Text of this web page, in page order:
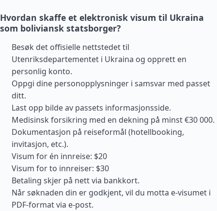
Hvordan skaffe et elektronisk visum til Ukraina
som boliviansk statsborger?
Besøk det offisielle nettstedet til
Utenriksdepartementet i Ukraina og opprett en
personlig konto.
Oppgi dine personopplysninger i samsvar med passet
ditt.
Last opp bilde av passets informasjonsside.
Medisinsk forsikring med en dekning på minst €30 000.
Dokumentasjon på reiseformål (hotellbooking,
invitasjon, etc.).
Visum for én innreise: $20
Visum for to innreiser: $30
Betaling skjer på nett via bankkort.
Når søknaden din er godkjent, vil du motta e-visumet i
PDF-format via e-post.